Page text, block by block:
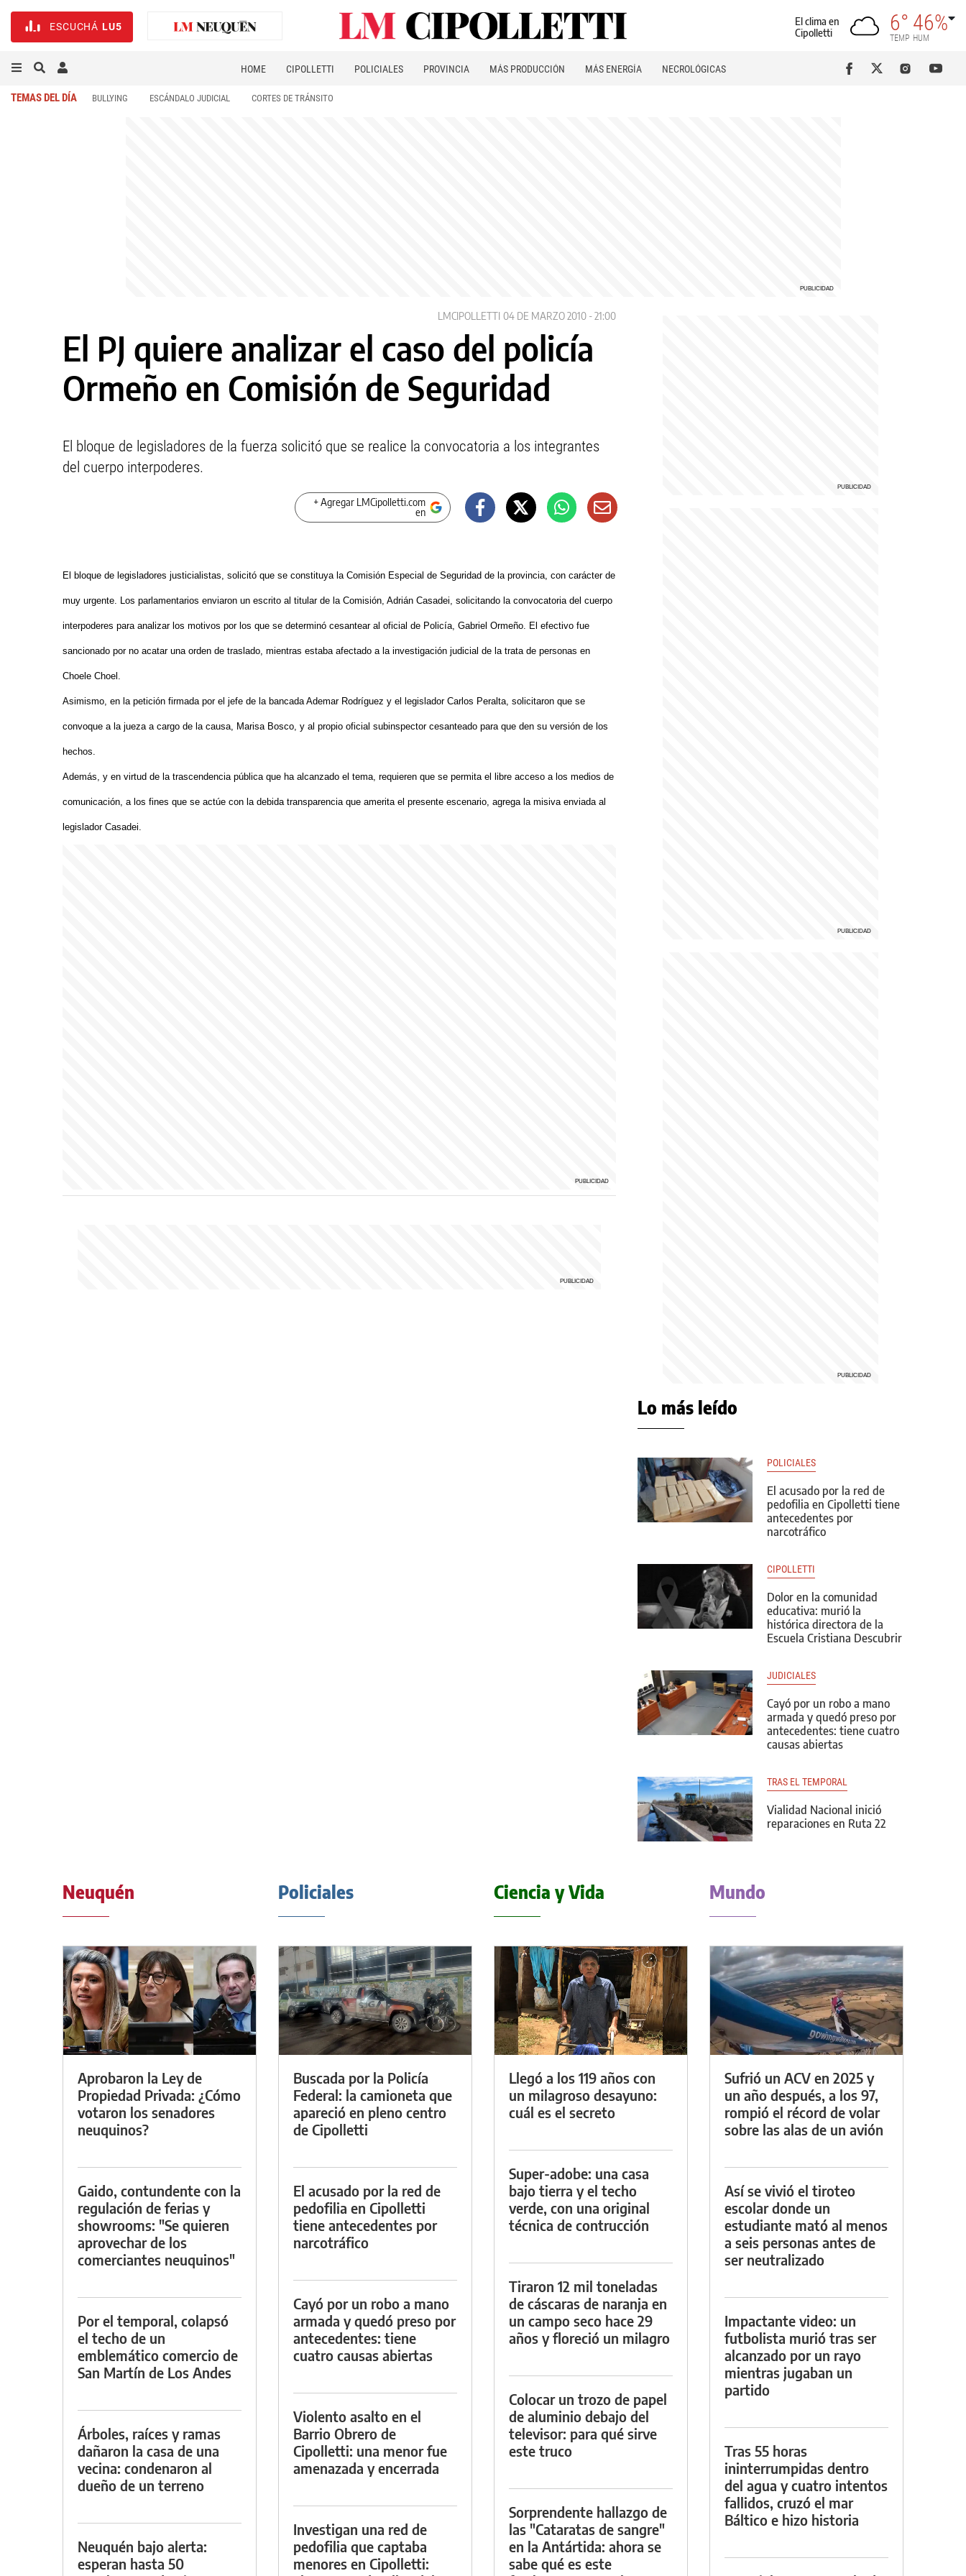
ESCUCHÁ LU5
El clima en
Cipolletti
6°
TEMP
46%
HUM
HOME CIPOLLETTI POLICIALES PROVINCIA MÁS PRODUCCIÓN MÁS ENERGÍA NECROLÓGICAS
TEMAS DEL DÍA BULLYING ESCÁNDALO JUDICIAL CORTES DE TRÁNSITO
LMCIPOLLETTI 04 DE MARZO 2010 - 21:00
El PJ quiere analizar el caso del policía
Ormeño en Comisión de Seguridad
El bloque de legisladores de la fuerza solicitó que se realice la convocatoria a los integrantes
del cuerpo interpoderes.
+ Agregar LMCipolletti.com
en
El bloque de legisladores justicialistas, solicitó que se constituya la Comisión Especial de Seguridad de la provincia, con carácter de
muy urgente. Los parlamentarios enviaron un escrito al titular de la Comisión, Adrián Casadei, solicitando la convocatoria del cuerpo
interpoderes para analizar los motivos por los que se determinó cesantear al oficial de Policía, Gabriel Ormeño. El efectivo fue
sancionado por no acatar una orden de traslado, mientras estaba afectado a la investigación judicial de la trata de personas en
Choele Choel.
Asimismo, en la petición firmada por el jefe de la bancada Ademar Rodríguez y el legislador Carlos Peralta, solicitaron que se
convoque a la jueza a cargo de la causa, Marisa Bosco, y al propio oficial subinspector cesanteado para que den su versión de los
hechos.
Además, y en virtud de la trascendencia pública que ha alcanzado el tema, requieren que se permita el libre acceso a los medios de
comunicación, a los fines que se actúe con la debida transparencia que amerita el presente escenario, agrega la misiva enviada al
legislador Casadei.
Lo más leído
POLICIALES
El acusado por la red de
pedofilia en Cipolletti tiene
antecedentes por
narcotráfico
CIPOLLETTI
Dolor en la comunidad
educativa: murió la
histórica directora de la
Escuela Cristiana Descubrir
JUDICIALES
Cayó por un robo a mano
armada y quedó preso por
antecedentes: tiene cuatro
causas abiertas
TRAS EL TEMPORAL
Vialidad Nacional inició
reparaciones en Ruta 22
Neuquén
Aprobaron la Ley de
Propiedad Privada: ¿Cómo
votaron los senadores
neuquinos?
Gaido, contundente con la
regulación de ferias y
showrooms: "Se quieren
aprovechar de los
comerciantes neuquinos"
Por el temporal, colapsó
el techo de un
emblemático comercio de
San Martín de Los Andes
Árboles, raíces y ramas
dañaron la casa de una
vecina: condenaron al
dueño de un terreno
Neuquén bajo alerta:
esperan hasta 50
Policiales
Buscada por la Policía
Federal: la camioneta que
apareció en pleno centro
de Cipolletti
El acusado por la red de
pedofilia en Cipolletti
tiene antecedentes por
narcotráfico
Cayó por un robo a mano
armada y quedó preso por
antecedentes: tiene
cuatro causas abiertas
Violento asalto en el
Barrio Obrero de
Cipolletti: una menor fue
amenazada y encerrada
Investigan una red de
pedofilia que captaba
menores en Cipolletti:
Ciencia y Vida
Llegó a los 119 años con
un milagroso desayuno:
cuál es el secreto
Super-adobe: una casa
bajo tierra y el techo
verde, con una original
técnica de contrucción
Tiraron 12 mil toneladas
de cáscaras de naranja en
un campo seco hace 29
años y floreció un milagro
Colocar un trozo de papel
de aluminio debajo del
televisor: para qué sirve
este truco
Sorprendente hallazgo de
las "Cataratas de sangre"
en la Antártida: ahora se
sabe qué es este
Mundo
Sufrió un ACV en 2025 y
un año después, a los 97,
rompió el récord de volar
sobre las alas de un avión
Así se vivió el tiroteo
escolar donde un
estudiante mató al menos
a seis personas antes de
ser neutralizado
Impactante video: un
futbolista murió tras ser
alcanzado por un rayo
mientras jugaban un
partido
Tras 55 horas
ininterrumpidas dentro
del agua y cuatro intentos
fallidos, cruzó el mar
Báltico e hizo historia